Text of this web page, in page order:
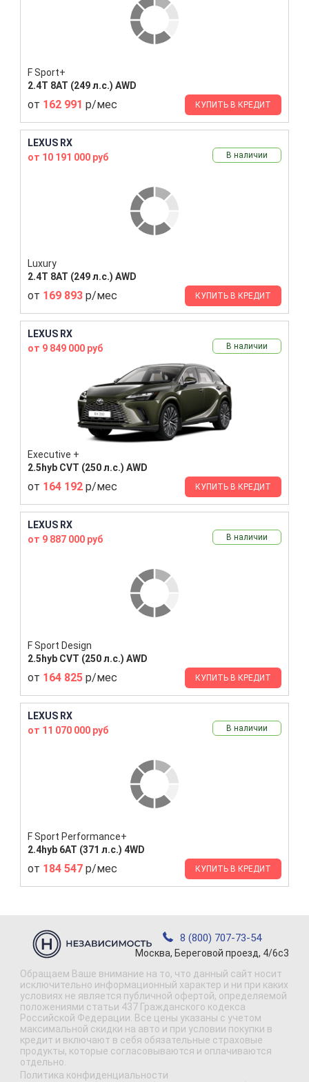
F Sport+
2.4T 8AT (249 л.с.) AWD
от 162 991 р/мес КУПИТЬ В КРЕДИТ
LEXUS RX
от 10 191 000 руб
В наличии
Luxury
2.4T 8AT (249 л.с.) AWD
от 169 893 р/мес КУПИТЬ В КРЕДИТ
LEXUS RX
от 9 849 000 руб
В наличии
Executive +
2.5hyb CVT (250 л.с.) AWD
от 164 192 р/мес КУПИТЬ В КРЕДИТ
LEXUS RX
от 9 887 000 руб
В наличии
F Sport Design
2.5hyb CVT (250 л.с.) AWD
от 164 825 р/мес КУПИТЬ В КРЕДИТ
LEXUS RX
от 11 070 000 руб
В наличии
F Sport Performance+
2.4hyb 6AT (371 л.с.) 4WD
от 184 547 р/мес КУПИТЬ В КРЕДИТ
8 (800) 707-73-54
Москва, Береговой проезд, 4/6с3
Обращаем Ваше внимание на то, что данный сайт носит
исключительно информационный характер и ни при каких
условиях не является публичной офертой, определяемой
положениями статьи 437 Гражданского кодекса
Российской Федерации. Все цены указаны с учетом
максимальной скидки на авто и при условии покупки в
кредит и включают в себя обязательные страховые
продукты, которые согласовываются и оплачиваются
отдельно.
Политика конфиденциальности